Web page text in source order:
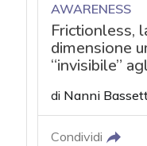
AWARENESS
Frictionless,
dimensione
“invisibile”
di Nanni
Condividi